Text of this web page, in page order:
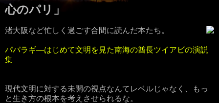
心のパリ」
渚大阪など忙しく過ごす合間に読んだ本たち。
パパラギ―はじめて文明を見た南海の酋長ツイアビの演説
集
現代文明に対する未開の視点なんてレベルじゃなく、もっ
と生き方の根本を考えさせられるな。